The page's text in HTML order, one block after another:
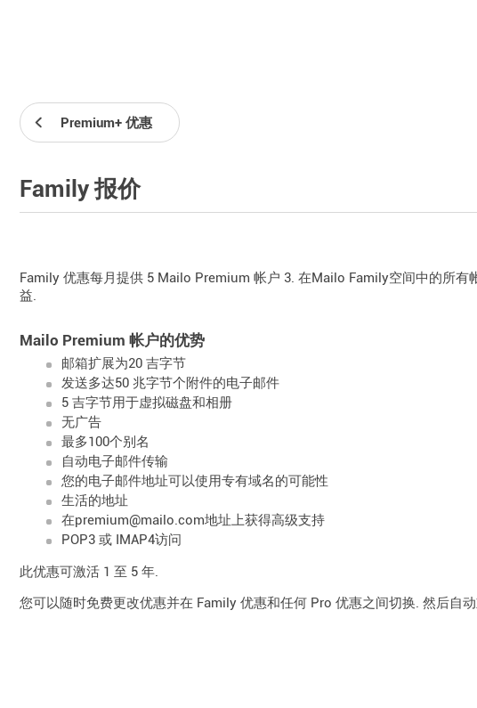
Premium+ 优惠
Family 报价
Family 优惠每月提供 5 Mailo Premium 帐户 3. 在Mailo Family空间中的所
益.
Mailo Premium 帐户的优势
邮箱扩展为20 吉字节
发送多达50 兆字节个附件的电子邮件
5 吉字节用于虚拟磁盘和相册
无广告
最多100个别名
自动电子邮件传输
您的电子邮件地址可以使用专有域名的可能性
生活的地址
在premium@mailo.com地址上获得高级支持
POP3 或 IMAP4访问
此优惠可激活 1 至 5 年.
您可以随时免费更改优惠并在 Family 优惠和任何 Pro 优惠之间切换. 然后自